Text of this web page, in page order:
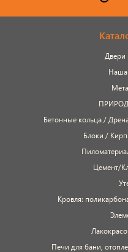
Двери
Наша
Бетонные кольца /
Блоки /
Цемент/
Кровля:
Печи для бани,